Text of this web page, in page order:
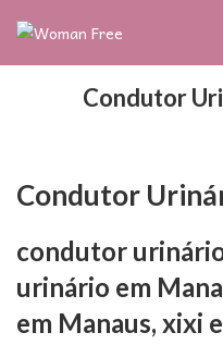
Condutor
Condutor
condutor
urinário em
em Manaus, xixi